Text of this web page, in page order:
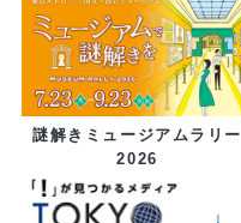
謎解きミュージアムラリー
2026